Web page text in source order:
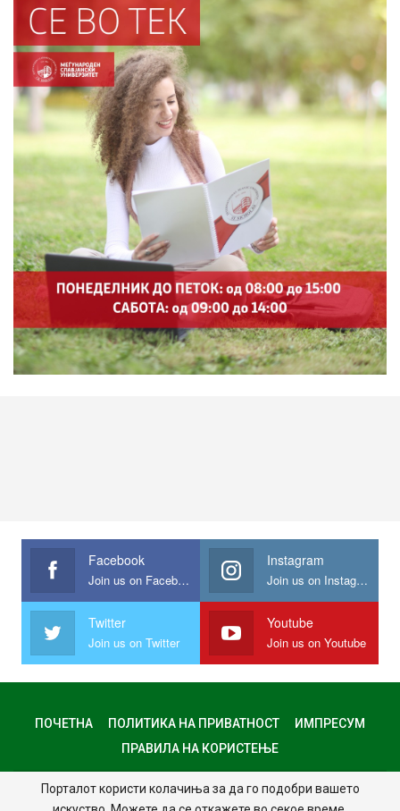
Facebook
Join us on Facebook
Instagram
Join us on Instagram
Twitter
Join us on Twitter
Youtube
Join us on Youtube
ПОЧЕТНА ПОЛИТИКА НА ПРИВАТНОСТ
ИМПРЕСУМ
ПРАВИЛА НА КОРИСТЕЊЕ
© 2024 - Сите права задржани.
Порталот користи колачиња за да го подобри вашето